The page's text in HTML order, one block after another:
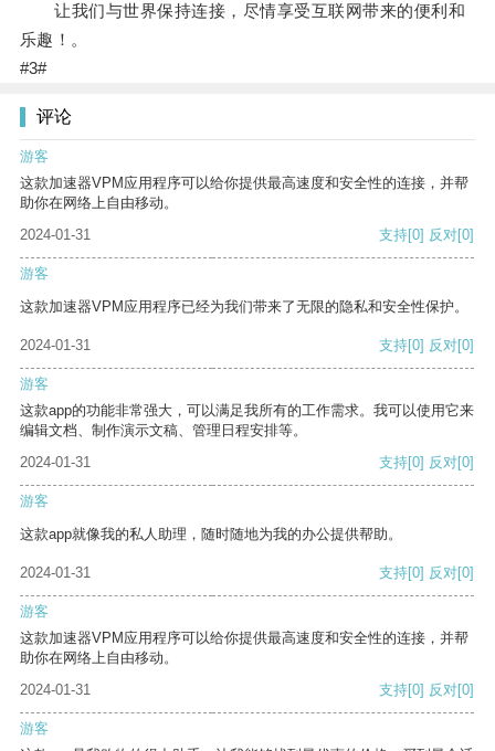
让我们与世界保持连接，尽情享受互联网带来的便利和
乐趣！。
#3#
评论
游客
这款加速器VPM应用程序可以给你提供最高速度和安全性的连接，并帮
助你在网络上自由移动。
2024-01-31
支持[0] 反对[0]
游客
这款加速器VPM应用程序已经为我们带来了无限的隐私和安全性保护。
2024-01-31 支持[0] 反对[0]
游客
这款app的功能非常强大，可以满足我所有的工作需求。我可以使用它来
编辑文档、制作演示文稿、管理日程安排等。
2024-01-31
支持[0] 反对[0]
游客
这款app就像我的私人助理，随时随地为我的办公提供帮助。
2024-01-31 支持[0] 反对[0]
游客
这款加速器VPM应用程序可以给你提供最高速度和安全性的连接，并帮
助你在网络上自由移动。
2024-01-31
支持[0] 反对[0]
游客